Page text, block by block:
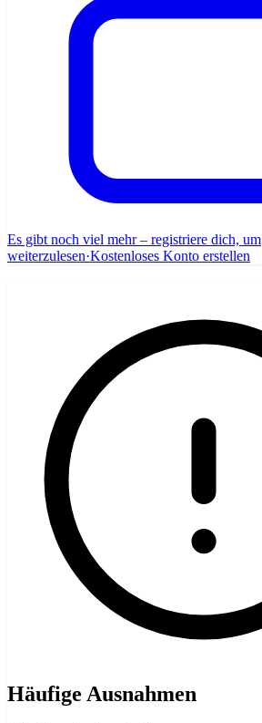
Es gibt noch viel mehr – registriere dich, um
weiterzulesen·Kostenloses Konto erstellen
Häufige Ausnahmen